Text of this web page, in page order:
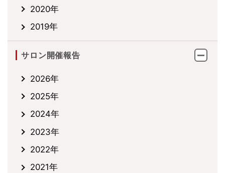
2020年
2019年
サロン開催報告
2026年
2025年
2024年
2023年
2022年
2021年